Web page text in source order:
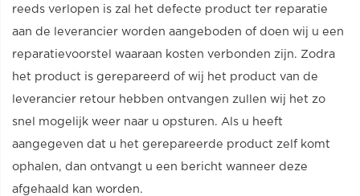
reeds verlopen is zal het defecte product ter reparatie
aan de leverancier worden aangeboden of doen wij u een
reparatievoorstel waaraan kosten verbonden zijn. Zodra
het product is gerepareerd of wij het product van de
leverancier retour hebben ontvangen zullen wij het zo
snel mogelijk weer naar u opsturen. Als u heeft
aangegeven dat u het gerepareerde product zelf komt
ophalen, dan ontvangt u een bericht wanneer deze
afgehaald kan worden.